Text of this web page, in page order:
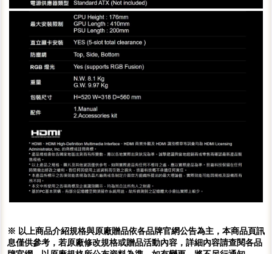
※ 以上商品介紹規格與原廠贈品依各品牌官網公告為主，本商品頁訊
息僅供參考，若原廠修改規格或贈品活動內容，詳細內容請查閱各品